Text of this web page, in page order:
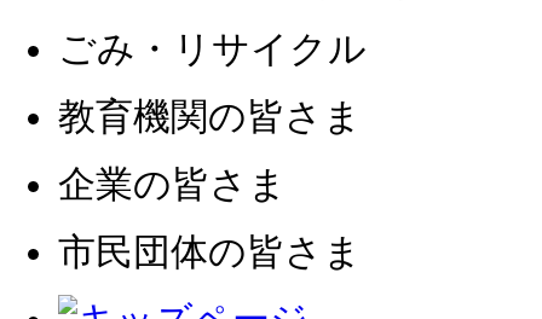
ごみ・リサイクル
教育機関の皆さま
企業の皆さま
市民団体の皆さま